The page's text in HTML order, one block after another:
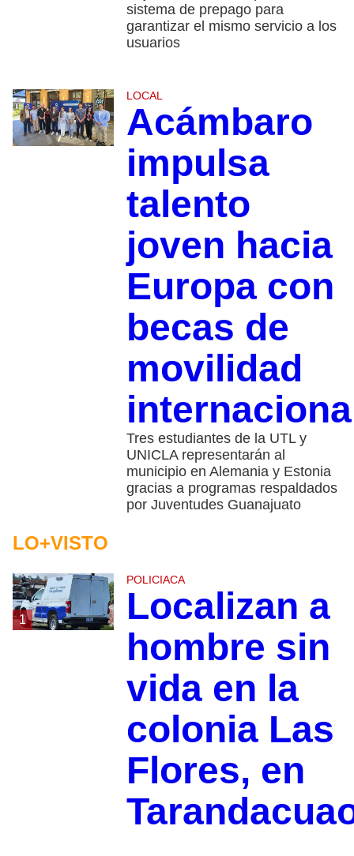
sistema de prepago para
garantizar el mismo servicio a los
usuarios
LOCAL
Acámbaro
impulsa
talento
joven hacia
Europa con
becas de
movilidad
Tres estudiantes de la UTL y
UNICLA representarán al
municipio en Alemania y Estonia
gracias a programas respaldados
por Juventudes Guanajuato
LO+VISTO
1
POLICIACA
Localizan a
hombre sin
vida en la
colonia Las
Flores, en